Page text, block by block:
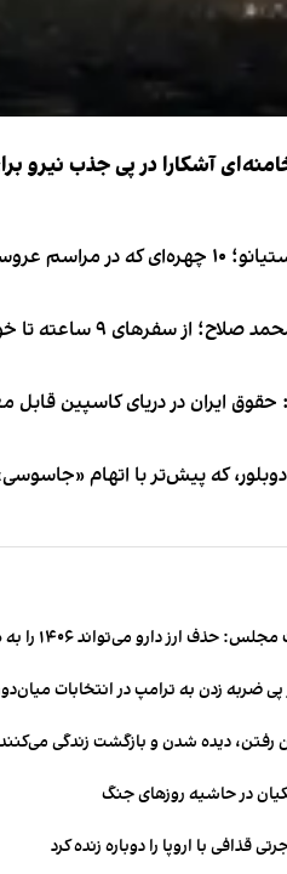
آشکارا در پی جذب
جایی ندارند
۹ ساعته تا خوابیدن زیر آسمان قاهره
حقوق ایران در دریای کاسپین
دوبلور، که پیش‌تر با اتهام
۱۴۰۶ را به «سال کشتار بیماران» تبدیل کند
پی ضربه زدن به ترامپ در انتخابات
رفتن، دیده شدن و بازگشت زندگی می‌کنند
در حاشیه روزهای جنگ
قذافی با اروپا را دوباره زنده کرد